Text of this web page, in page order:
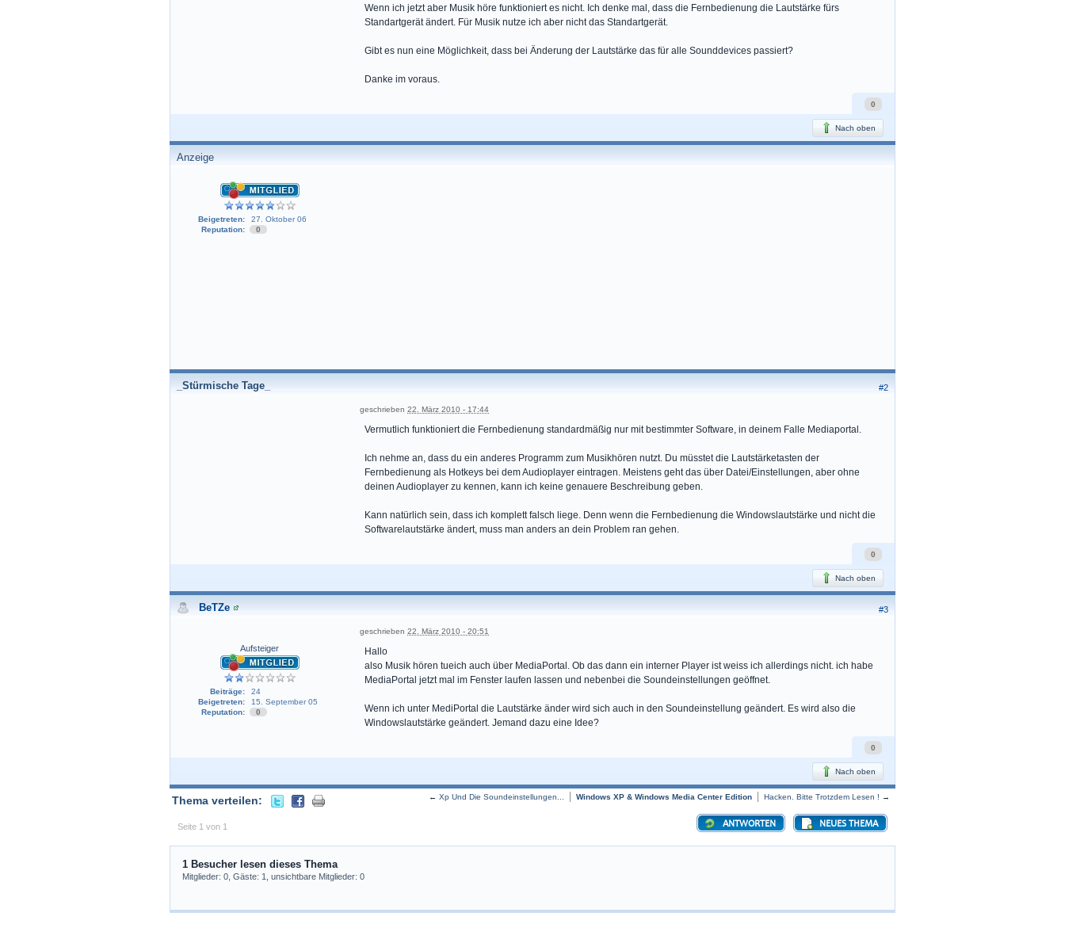
Wenn ich jetzt aber Musik höre funktioniert es nicht. Ich denke mal, dass die Fernbedienung die Lautstärke fürs
Standartgerät ändert. Für Musik nutze ich aber nicht das Standartgerät.
Gibt es nun eine Möglichkeit, dass bei Änderung der Lautstärke das für alle Sounddevices passiert?
Danke im voraus.
0
Nach oben
Anzeige
Beigetreten:
27. Oktober 06
Reputation:
0
#2
_Stürmische Tage_
geschrieben 22. März 2010 - 17:44
Vermutlich funktioniert die Fernbedienung standardmäßig nur mit bestimmter Software, in deinem Falle Mediaportal.
Ich nehme an, dass du ein anderes Programm zum Musikhören nutzt. Du müsstet die Lautstärketasten der
Fernbedienung als Hotkeys bei dem Audioplayer eintragen. Meistens geht das über Datei/Einstellungen, aber ohne
deinen Audioplayer zu kennen, kann ich keine genauere Beschreibung geben.
Kann natürlich sein, dass ich komplett falsch liege. Denn wenn die Fernbedienung die Windowslautstärke und nicht die
Softwarelautstärke ändert, muss man anders an dein Problem ran gehen.
0
Nach oben
#3
BeTZe
Aufsteiger
Beiträge:
24
Beigetreten:
15. September 05
Reputation:
0
geschrieben 22. März 2010 - 20:51
Hallo
also Musik hören tueich auch über MediaPortal. Ob das dann ein interner Player ist weiss ich allerdings nicht. ich habe
MediaPortal jetzt mal im Fenster laufen lassen und nebenbei die Soundeinstellungen geöffnet.
Wenn ich unter MediPortal die Lautstärke änder wird sich auch in den Soundeinstellung geändert. Es wird also die
Windowslautstärke geändert. Jemand dazu eine Idee?
0
Nach oben
← Xp Und Die Soundeinstellungen... Windows XP & Windows Media Center Edition Hacken. Bitte Trotzdem Lesen ! →
Thema verteilen:
Seite 1 von 1 NEUES THEMA
ANTWORTEN
1 Besucher lesen dieses Thema
Mitglieder: 0, Gäste: 1, unsichtbare Mitglieder: 0